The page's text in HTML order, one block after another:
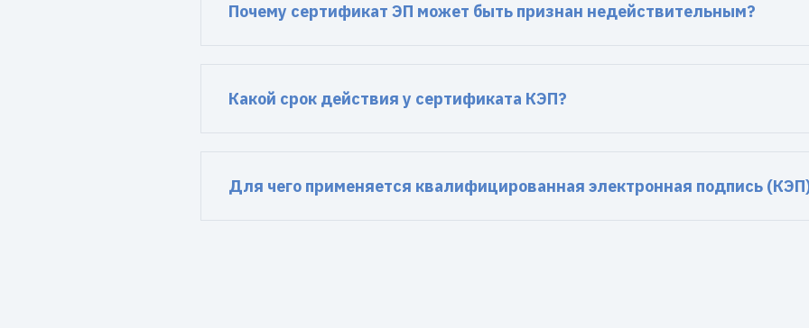
Почему сертификат ЭП может быть признан недействительным?
Какой срок действия у сертификата КЭП?
Для чего применяется квалифицированная электронная подпись